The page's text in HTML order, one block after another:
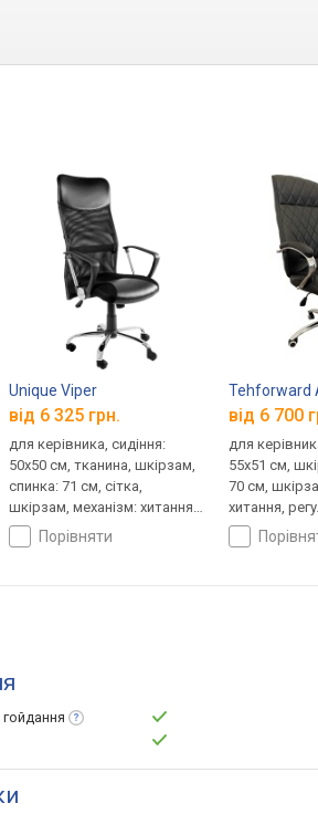
Unique Viper
від 6 325 грн.
для керівника, сидіння:
50x50 см, тканина, шкірзам,
спинка: 71 см, сітка,
шкірзам, механізм: хитання,
регулювання: висоти,
жорсткості
порівняти
Tehforward
від 6 700
для
55x51 см,
70 см,
хитання,
висоти,
гойдання